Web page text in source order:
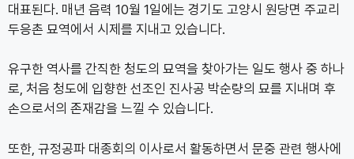
대표된다. 매년 음력 10월 1일에는 경기도 고양시 원당면 주교리
두응촌 묘역에서 시제를 지내고 있습니다.
유구한 역사를 간직한 청도의 묘역을 찾아가는 일도 행사 중 하나
로, 처음 청도에 입향한 선조인 진사공 박순량의 묘를 지내며 후
손으로서의 존재감을 느낄 수 있습니다.
또한, 규정공파 대종회의 이사로서 활동하면서 문중 관련 행사에